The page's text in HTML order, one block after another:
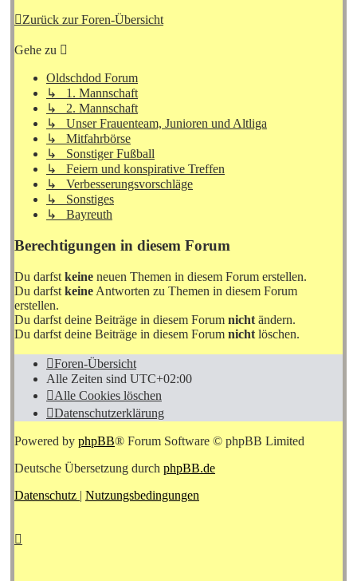
Zurück zur Foren-Übersicht
Gehe zu
Oldschdod Forum
↳ 1. Mannschaft
↳ 2. Mannschaft
↳ Unser Frauenteam, Junioren und Altliga
↳ Mitfahrbörse
↳ Sonstiger Fußball
↳ Feiern und konspirative Treffen
↳ Verbesserungsvorschläge
↳ Sonstiges
↳ Bayreuth
Berechtigungen in diesem Forum
Du darfst keine neuen Themen in diesem Forum erstellen.
Du darfst keine Antworten zu Themen in diesem Forum
erstellen.
Du darfst deine Beiträge in diesem Forum nicht ändern.
Du darfst deine Beiträge in diesem Forum nicht löschen.
Foren-Übersicht
Alle Zeiten sind UTC+02:00
Alle Cookies löschen
Datenschutzerklärung
Powered by phpBB® Forum Software © phpBB Limited
Deutsche Übersetzung durch phpBB.de
Datenschutz | Nutzungsbedingungen